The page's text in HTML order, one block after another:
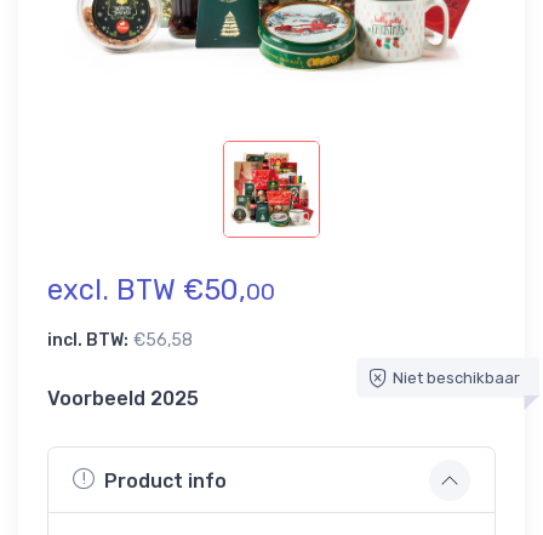
excl. BTW €50,00
incl. BTW: €56,58
Niet beschikbaar
Voorbeeld 2025
Product info